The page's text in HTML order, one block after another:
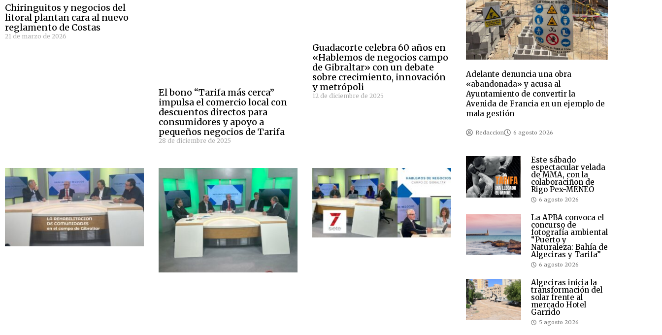
Chiringuitos y negocios del
litoral plantan cara al nuevo
reglamento de Costas
21 de marzo de 2026
El bono “Tarifa más cerca”
impulsa el comercio local con
descuentos directos para
consumidores y apoyo a
pequeños negocios de Tarifa
28 de diciembre de 2025
Guadacorte celebra 60 años en
«Hablemos de negocios campo
de Gibraltar» con un debate
sobre crecimiento, innovación
y metrópoli
12 de diciembre de 2025
Adelante denuncia una obra
«abandonada» y acusa al
Ayuntamiento de convertir la
Avenida de Francia en un ejemplo de
mala gestión
Redaccion 6 agosto 2026
Este sábado
espectacular velada
de MMA, con la
colaboraciñon de
Rigo Pex-MENEO
6 agosto 2026
La APBA convoca el
concurso de
fotografía ambiental
“Puerto y
Naturaleza: Bahía de
Algeciras y Tarifa”
6 agosto 2026
Algeciras inicia la
transformación del
solar frente al
mercado Hotel
Garrido
5 agosto 2026